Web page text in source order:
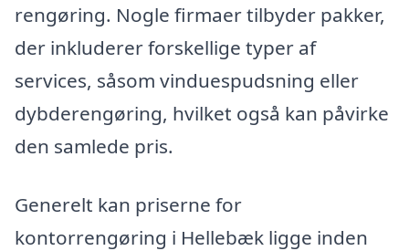
rengøring. Nogle firmaer tilbyder pakker,
der inkluderer forskellige typer af
services, såsom vinduespudsning eller
dybderengøring, hvilket også kan påvirke
den samlede pris.
Generelt kan priserne for
kontorrengøring i Hellebæk ligge inden